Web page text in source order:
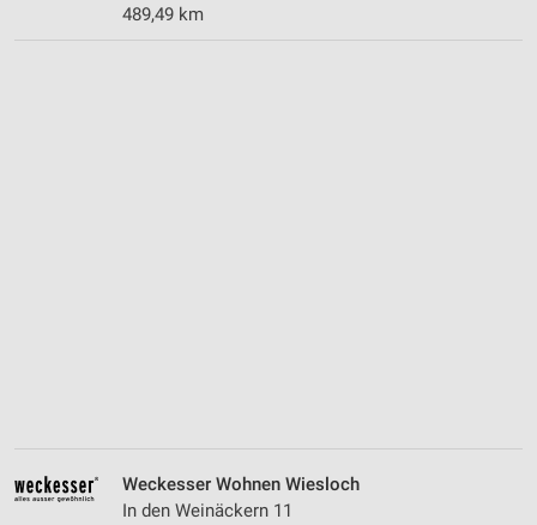
489,49 km
Weckesser Wohnen Wiesloch
In den Weinäckern 11